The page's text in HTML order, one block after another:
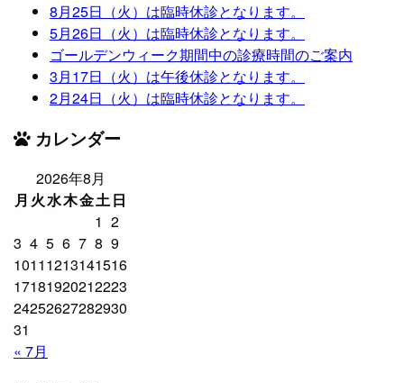
8月25日（火）は臨時休診となります。
5月26日（火）は臨時休診となります。
ゴールデンウィーク期間中の診療時間のご案内
3月17日（火）は午後休診となります。
2月24日（火）は臨時休診となります。
カレンダー
2026年8月
月 火水木金土日
1 2
3 4 5 6 7 8 9
10111213141516
17181920212223
24252627282930
31
« 7月